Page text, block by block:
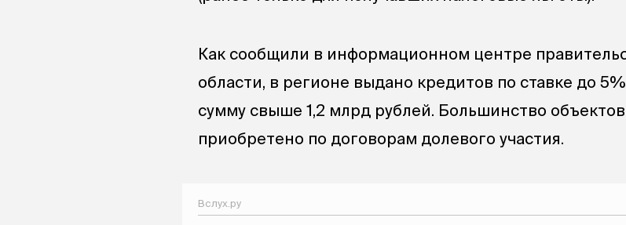
Как сообщили в информационном центре
области, в регионе выдано кредитов по ставке до
сумму свыше 1,2 млрд рублей. Большинство
приобретено по договорам долевого участия.
Вслух.ру